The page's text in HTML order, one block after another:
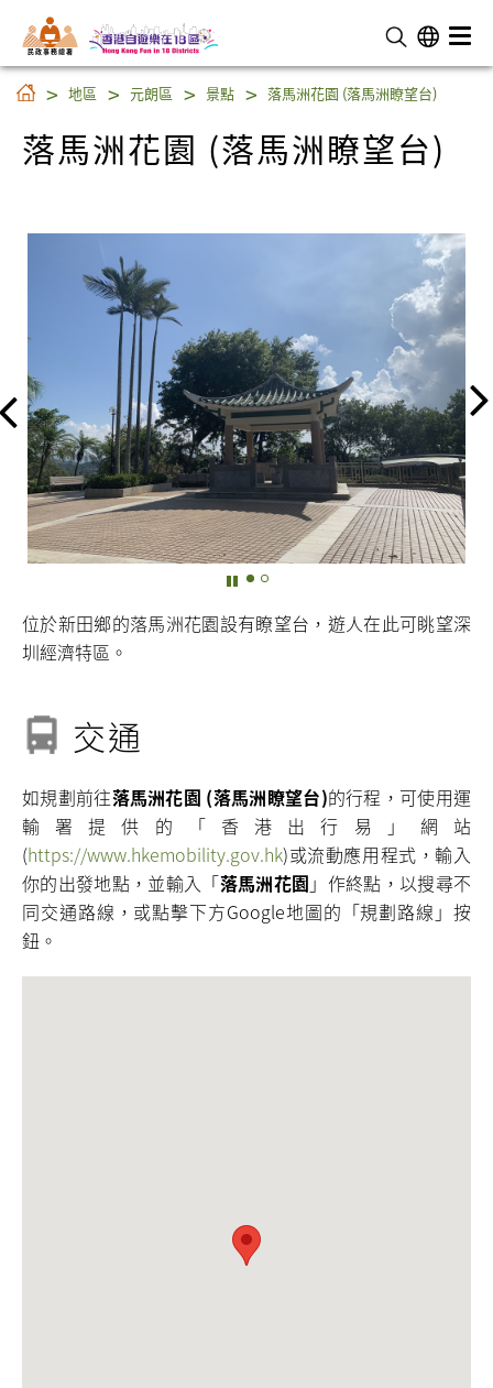
民 政 事 務 總 署
落馬洲花園 (落馬洲瞭望台)
地區 元朗區 景點 落馬洲花園 (落馬洲瞭望台)
落馬洲花園 (落馬洲瞭望台)
位於新田鄉的落馬洲花園設有瞭望台，遊人在此可眺望深
圳經濟特區。
交通
如規劃前往落馬洲花園 (落馬洲瞭望台)的行程，可使用運
輸署提供的「香港出行易」網站
(https://www.hkemobility.gov.hk)或流動應用程式，輸入
你的出發地點，並輸入「落馬洲花園 」作終點，以搜尋不
同交通路線，或點擊下方Google地圖的「規劃路線」按
鈕。